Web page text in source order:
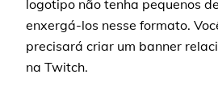
logotipo não tenha pequenos
enxergá-los nesse formato.
precisará criar um banner
na Twitch.